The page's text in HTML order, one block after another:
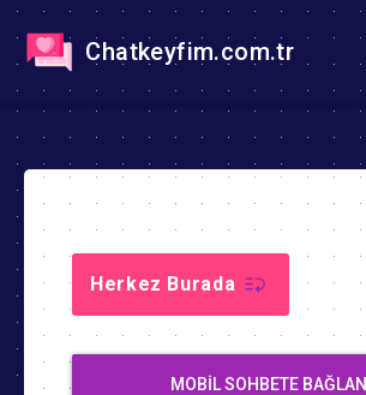
Chatkeyfim.com.tr
Herkez Burada
MOBIL SOHBETE BAĞLAN